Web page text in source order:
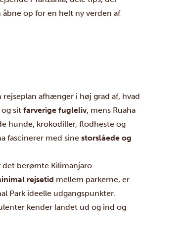
op for en helt ny verden af
afhænger i høj grad af, hvad
og sit farverige fugleliv, mens Ruaha
hunde, krokodiller, flodheste og
fascinerer med sine storslåede og
det berømte Kilimanjaro.
rejsetid mellem parkerne, er
Park ideelle udgangspunkter.
kender landet ud og ind og